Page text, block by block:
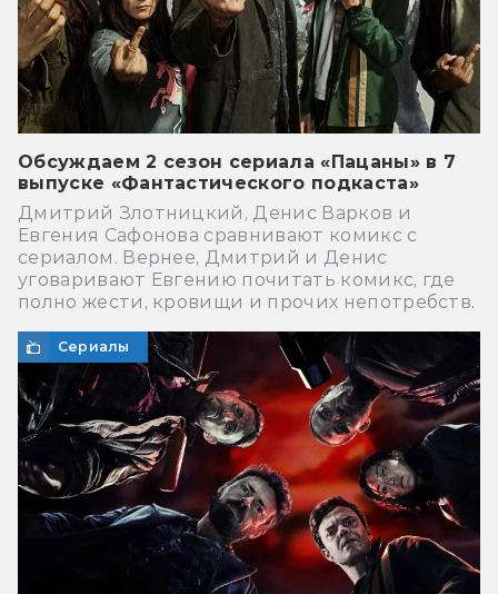
Обсуждаем 2 сезон сериала «Пацаны» в 7
выпуске «Фантастического подкаста»
Дмитрий Злотницкий, Денис Варков и
Евгения Сафонова сравнивают комикс с
сериалом. Вернее, Дмитрий и Денис
уговаривают Евгению почитать комикс, где
полно жести, кровищи и прочих непотребств.
Сериалы